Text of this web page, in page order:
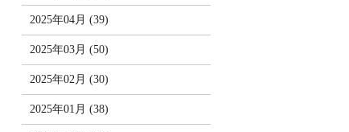
2025年04月 (39)
2025年03月 (50)
2025年02月 (30)
2025年01月 (38)